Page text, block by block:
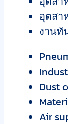
อุตสา
งานทั
Dust
Air